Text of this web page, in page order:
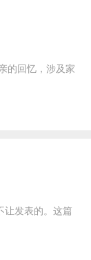
的回忆，涉及家
让发表的。这篇